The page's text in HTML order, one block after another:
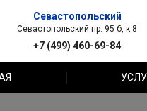
Севастопольский
Севастопольский пр. 95 б, к.8
+7 (499) 460-69-84